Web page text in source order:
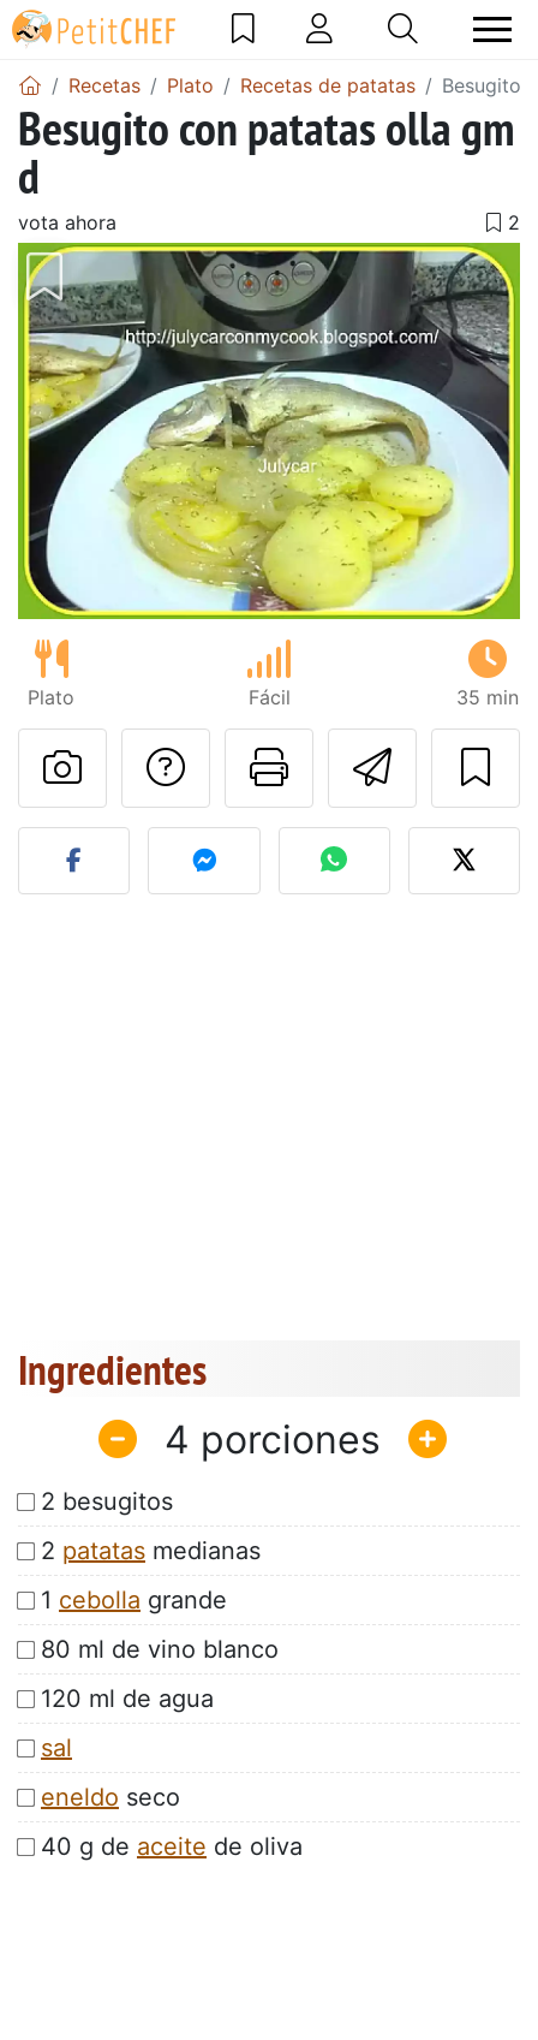
Recetas Plato Recetas de patatas Besugito
Besugito con patatas olla gm
d
vota ahora
Plato Fácil 35 min
Imprimir
Preguntar al autor
Publicar la foto de esta
Ingredientes
4
2 besugitos
2 patatas medianas
1 cebolla grande
80 ml de vino blanco
120 ml de agua
sal
eneldo seco
40 g de aceite de oliva